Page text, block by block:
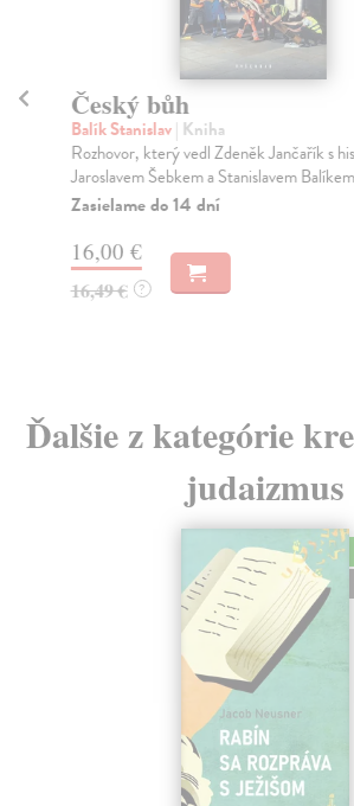
Český bůh
Balík Stanislav| Kniha
Rozhovor, který vedl Zdeněk Jančařík s
Jaroslavem Šebkem a Stanislavem
Zasielame do 14 dní
16,00 €
16,49 € ?
Ďalšie z kategórie
judaizmus